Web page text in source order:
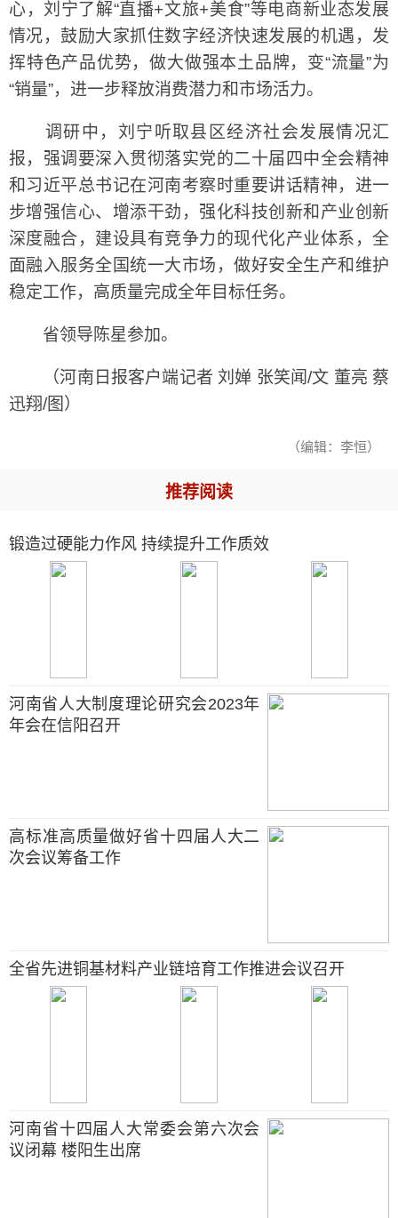
心，刘宁了解“直播+文旅+美食”等电商新业态发展
情况，鼓励大家抓住数字经济快速发展的机遇，发
挥特色产品优势，做大做强本土品牌，变“流量”为
“销量”，进一步释放消费潜力和市场活力。
调研中，刘宁听取县区经济社会发展情况汇
报，强调要深入贯彻落实党的二十届四中全会精神
和习近平总书记在河南考察时重要讲话精神，进一
步增强信心、增添干劲，强化科技创新和产业创新
深度融合，建设具有竞争力的现代化产业体系，全
面融入服务全国统一大市场，做好安全生产和维护
稳定工作，高质量完成全年目标任务。
省领导陈星参加。
（河南日报客户端记者 刘婵 张笑闻/文 董亮 蔡
迅翔/图）
（编辑：李恒）
推荐阅读
锻造过硬能力作风 持续提升工作质效
河南省人大制度理论研究会2023年
年会在信阳召开
高标准高质量做好省十四届人大二
次会议筹备工作
全省先进铜基材料产业链培育工作推进会议召开
河南省十四届人大常委会第六次会
议闭幕 楼阳生出席